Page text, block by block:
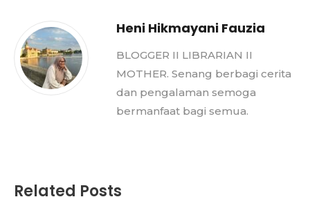
Heni Hikmayani Fauzia
BLOGGER II LIBRARIAN II
MOTHER. Senang berbagi cerita
dan pengalaman semoga
bermanfaat bagi semua.
Related Posts